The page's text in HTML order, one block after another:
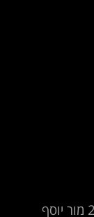
'תובענה ייצוגית'- ת"צ 24765-02-22 מור יוסף